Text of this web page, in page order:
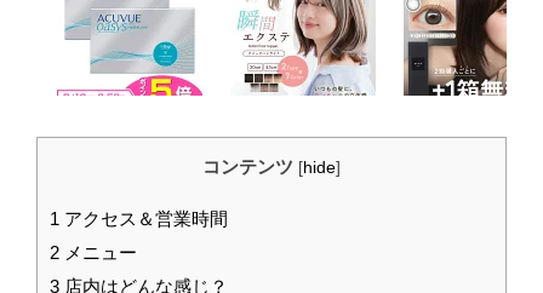
コンテンツ [hide]
1 アクセス＆営業時間
2 メニュー
3 店内はどんな感じ？